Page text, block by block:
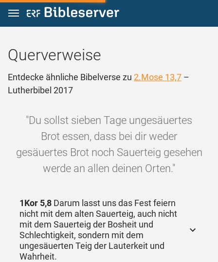
Zum Inhalt springen
Querverweise
Entdecke ähnliche Bibelverse zu 2.Mose 13,7 –
Lutherbibel 2017
"Du sollst sieben Tage ungesäuertes
Brot essen, dass bei dir weder
gesäuertes Brot noch Sauerteig gesehen
werde an allen deinen Orten."
1Kor 5,8 Darum lasst uns das Fest feiern
nicht mit dem alten Sauerteig, auch nicht
mit dem Sauerteig der Bosheit und
Schlechtigkeit, sondern mit dem
ungesäuerten Teig der Lauterkeit und
Wahrheit.